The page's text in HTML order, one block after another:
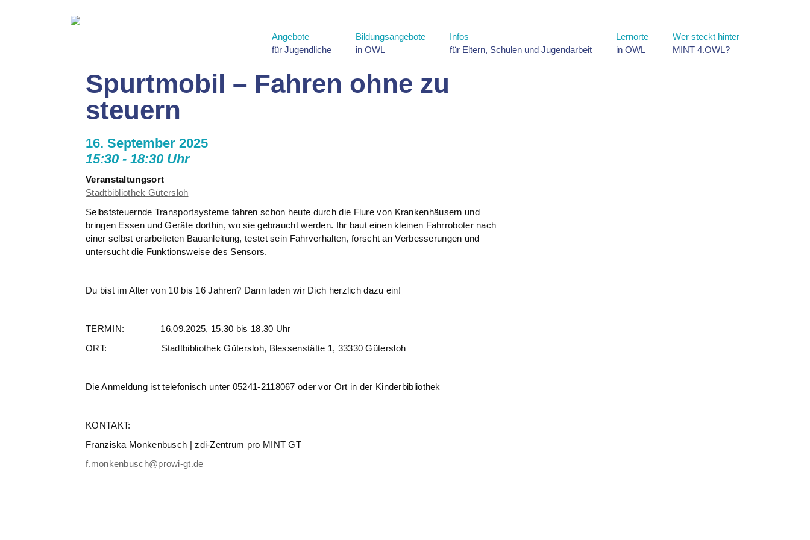
Angebote
für Jugendliche
Bildungsangebote
in OWL
Infos
für Eltern, Schulen und Jugendarbeit
Lernorte
in OWL
Wer steckt hinter
MINT 4.OWL?
Spurtmobil – Fahren ohne zu
steuern
16. September 2025
15:30 - 18:30 Uhr
Veranstaltungsort
Stadtbibliothek Gütersloh
Selbststeuernde Transportsysteme fahren schon heute durch die Flure von Krankenhäusern und
bringen Essen und Geräte dorthin, wo sie gebraucht werden. Ihr baut einen kleinen Fahrroboter nach
einer selbst erarbeiteten Bauanleitung, testet sein Fahrverhalten, forscht an Verbesserungen und
untersucht die Funktionsweise des Sensors.
Du bist im Alter von 10 bis 16 Jahren? Dann laden wir Dich herzlich dazu ein!
TERMIN: 16.09.2025, 15.30 bis 18.30 Uhr
ORT: Stadtbibliothek Gütersloh, Blessenstätte 1, 33330 Gütersloh
Die Anmeldung ist telefonisch unter 05241-2118067 oder vor Ort in der Kinderbibliothek
KONTAKT:
Franziska Monkenbusch | zdi-Zentrum pro MINT GT
f.monkenbusch@prowi-gt.de